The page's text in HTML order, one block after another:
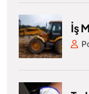
İş